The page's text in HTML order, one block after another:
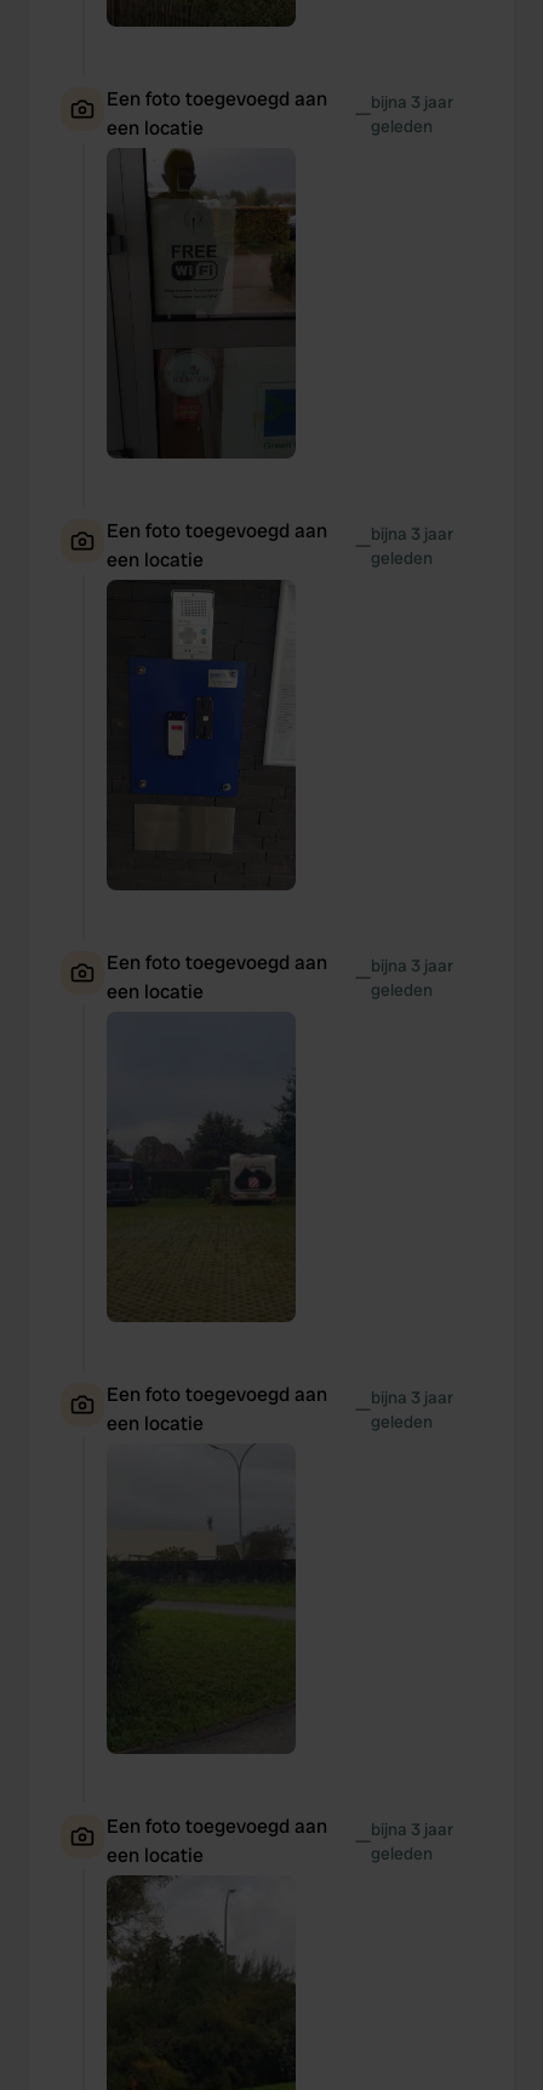
Een foto toegevoegd aan
een locatie
—bijna 3 jaar
geleden
Een foto toegevoegd aan
een locatie
—bijna 3 jaar
geleden
Een foto toegevoegd aan
een locatie
—bijna 3 jaar
geleden
Een foto toegevoegd aan
een locatie
—bijna 3 jaar
geleden
Een foto toegevoegd aan
een locatie
—bijna 3 jaar
geleden